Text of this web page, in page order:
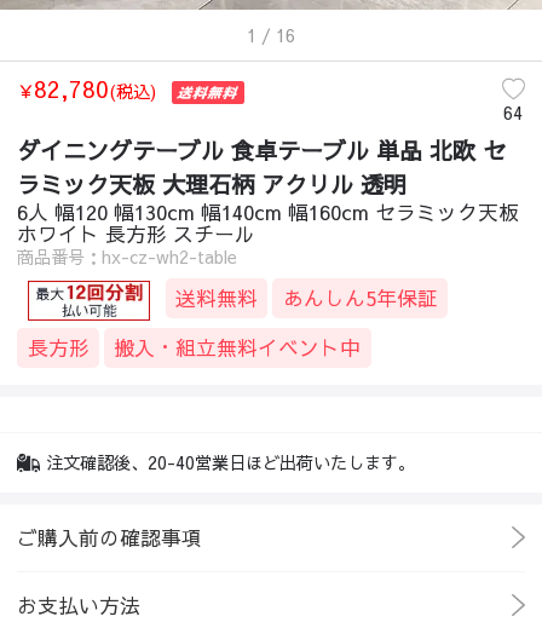
1 / 16
￥82,780(税込)
64
ダイニングテーブル 食卓テーブル 単品 北欧 セ
ラミック天板 大理石柄 アクリル 透明
6人 幅120 幅130cm 幅140cm 幅160cm セラミック天板
ホワイト 長方形 スチール
商品番号：hx-cz-wh2-table
送料無料
あんしん5年保証
長方形
搬入・組立無料イベント中
注文確認後、20-40営業日ほど出荷いたします。
ご購入前の確認事項
お支払い方法